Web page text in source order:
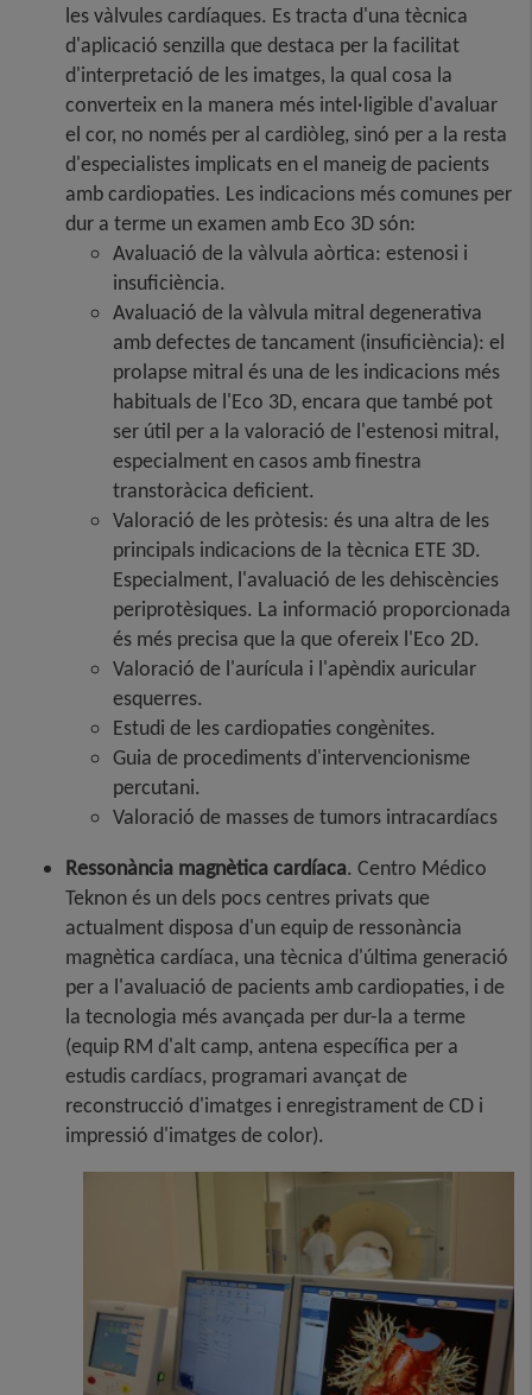
les vàlvules cardíaques. Es tracta d'una tècnica
d'aplicació senzilla que destaca per la facilitat
d'interpretació de les imatges, la qual cosa la
converteix en la manera més intel·ligible d'avaluar
el cor, no només per al cardiòleg, sinó per a la resta
d'especialistes implicats en el maneig de pacients
amb cardiopaties. Les indicacions més comunes per
dur a terme un examen amb Eco 3D són:
Avaluació de la vàlvula aòrtica: estenosi i
insuficiència.
Avaluació de la vàlvula mitral degenerativa
amb defectes de tancament (insuficiència): el
prolapse mitral és una de les indicacions més
habituals de l'Eco 3D, encara que també pot
ser útil per a la valoració de l'estenosi mitral,
especialment en casos amb finestra
transtoràcica deficient.
Valoració de les pròtesis: és una altra de les
principals indicacions de la tècnica ETE 3D.
Especialment, l'avaluació de les dehiscències
periprotèsiques. La informació proporcionada
és més precisa que la que ofereix l'Eco 2D.
Valoració de l'aurícula i l'apèndix auricular
esquerres.
Estudi de les cardiopaties congènites.
Guia de procediments d'intervencionisme
percutani.
Valoració de masses de tumors intracardíacs
Ressonància magnètica cardíaca. Centro Médico
Teknon és un dels pocs centres privats que
actualment disposa d'un equip de ressonància
magnètica cardíaca, una tècnica d'última generació
per a l'avaluació de pacients amb cardiopaties, i de
la tecnologia més avançada per dur-la a terme
(equip RM d'alt camp, antena específica per a
estudis cardíacs, programari avançat de
reconstrucció d'imatges i enregistrament de CD i
impressió d'imatges de color).